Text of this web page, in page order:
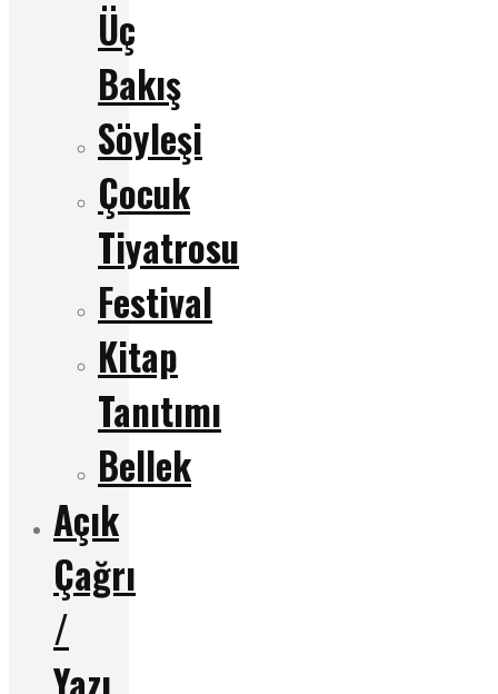
Üç
Bakış
Söyleşi
Çocuk
Tiyatrosu
Festival
Kitap
Tanıtımı
Bellek
Açık
Çağrı
/